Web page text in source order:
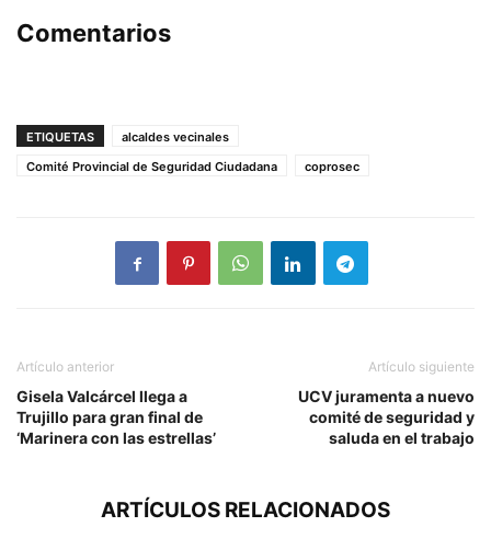
Comentarios
ETIQUETAS
alcaldes vecinales
Comité Provincial de Seguridad Ciudadana
coprosec
Artículo anterior
Gisela Valcárcel llega a
Trujillo para gran final de
‘Marinera con las estrellas’
Artículo siguiente
UCV juramenta a nuevo
comité de seguridad y
saluda en el trabajo
ARTÍCULOS RELACIONADOS